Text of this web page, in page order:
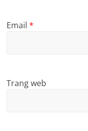
Email*
Trang web